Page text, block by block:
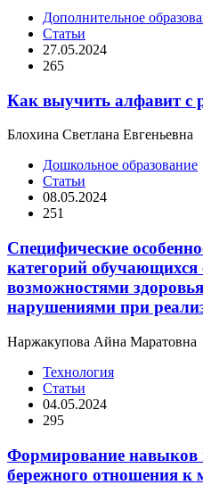
Дополнительное
Статьи
27.05.2024
265
Как выучить алфавит с
Блохина Светлана Евгеньевна
Дошкольное образование
Статьи
08.05.2024
251
Специфические
категорий
возможностями
нарушениями при
Наржакупова Айна Маратовна
Технология
Статьи
04.05.2024
295
Формирование навыков
бережного отношения к